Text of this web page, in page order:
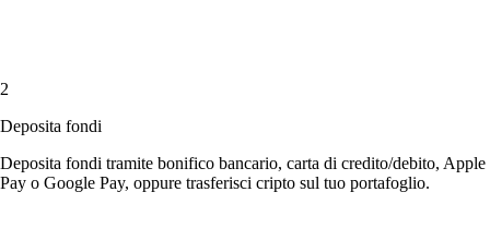
2
Deposita fondi
Deposita fondi tramite bonifico bancario, carta di credito/debito, Apple
Pay o Google Pay, oppure trasferisci cripto sul tuo portafoglio.